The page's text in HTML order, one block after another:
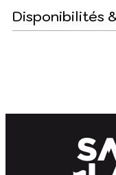
Disponibilités